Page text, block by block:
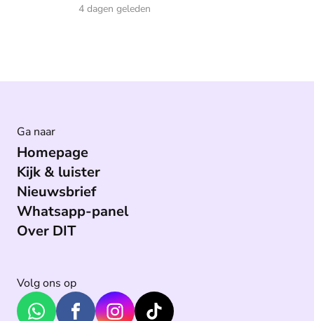
4 dagen geleden
Ga naar
Homepage
Kijk & luister
Nieuwsbrief
Whatsapp-panel
Over DIT
Volg ons op